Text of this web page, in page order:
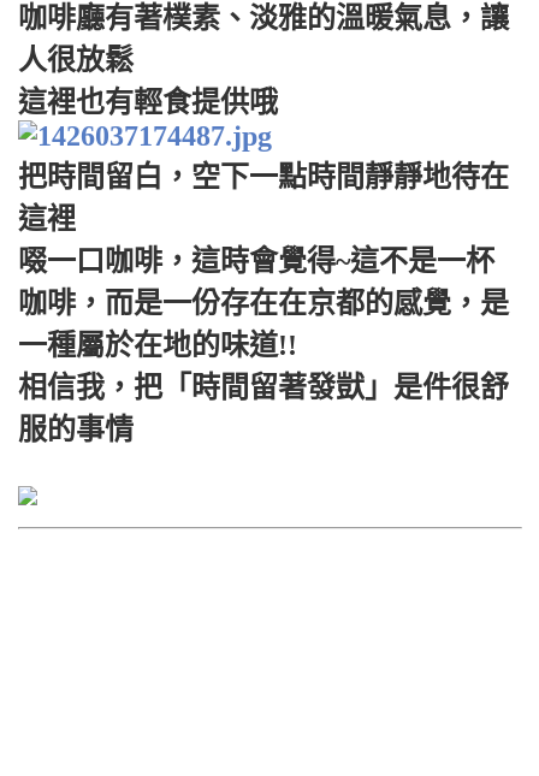
咖啡廳有著樸素、淡雅的溫暖氣息，讓
人很放鬆
這裡也有輕食提供哦
把時間留白，空下一點時間靜靜地待在
這裡
啜一口咖啡，這時會覺得~這不是一杯
咖啡，而是一份存在在京都的感覺，是
一種屬於在地的味道!!
相信我，把「時間留著發獃」是件很舒
服的事情